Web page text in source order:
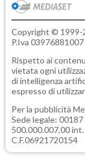
Copyright © 1999-
P.Iva
Rispetto ai
vietata ogni
di intelligenza
espresso di
Per la pubblicità
Sede legale: 00187
500.000.007,00
C.F.06921720154